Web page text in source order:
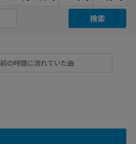
検索
前の時間に流れていた曲